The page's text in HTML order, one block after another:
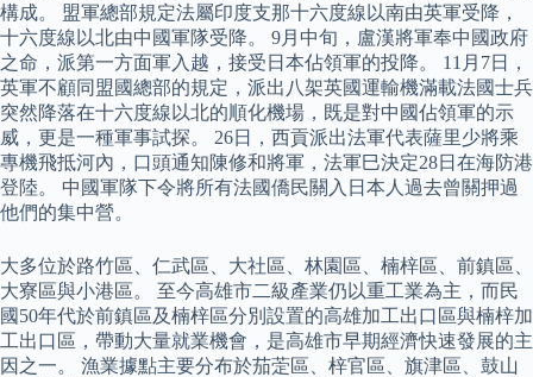
構成。 盟軍總部規定法屬印度支那十六度線以南由英軍受降，
十六度線以北由中國軍隊受降。 9月中旬，盧漢將軍奉中國政府
之命，派第一方面軍入越，接受日本佔領軍的投降。 11月7日，
英軍不顧同盟國總部的規定，派出八架英國運輸機滿載法國士兵
突然降落在十六度線以北的順化機場，既是對中國佔領軍的示
威，更是一種軍事試探。 26日，西貢派出法軍代表薩里少將乘
專機飛抵河內，口頭通知陳修和將軍，法軍巳決定28日在海防港
登陸。 中國軍隊下令將所有法國僑民關入日本人過去曾關押過
他們的集中營。
大多位於路竹區、仁武區、大社區、林園區、楠梓區、前鎮區、
大寮區與小港區。 至今高雄市二級產業仍以重工業為主，而民
國50年代於前鎮區及楠梓區分別設置的高雄加工出口區與楠梓加
工出口區，帶動大量就業機會，是高雄市早期經濟快速發展的主
因之一。 漁業據點主要分布於茄萣區、梓官區、旗津區、鼓山